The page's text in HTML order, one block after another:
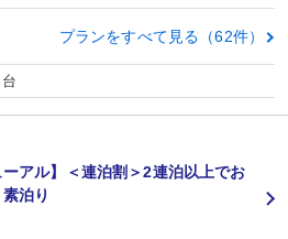
プランをすべて見る（62件）
ーアル】＜連泊割＞2連泊以上でお
泊り